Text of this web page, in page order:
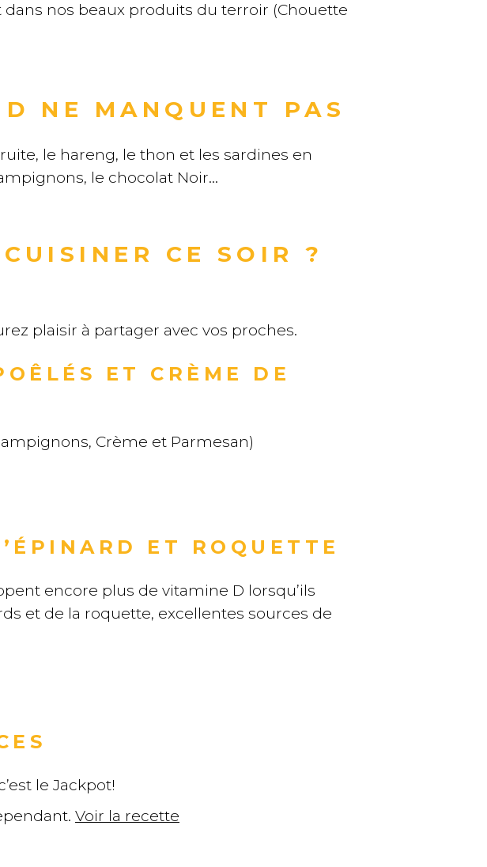
nos beaux produits du terroir (Chouette
NE MANQUENT PAS
le hareng, le thon et les sardines en
le chocolat Noir…
CE SOIR ?
plaisir à partager avec vos proches.
ET CRÈME DE
Crème et Parmesan)
ET ROQUETTE
encore plus de vitamine D lorsqu’ils
et de la roquette, excellentes sources de
le Jackpot!
Voir la recette